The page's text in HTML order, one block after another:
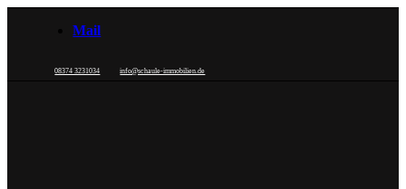
Mail
08374 3231034 info@schaule-immobilien.de